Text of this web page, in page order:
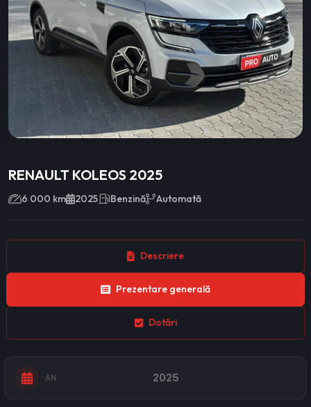
RENAULT KOLEOS 2025
6 000 km 2025 Benzină Automată
Descriere
Prezentare generală
Dotări
AN: 2025